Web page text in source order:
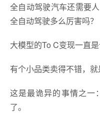
全自动驾驶汽车还需要
全自动驾驶多么厉害吗？
大模型的To C变现一直是
有个小品类卖得不错，就
这是最诡异的事情之一
了。